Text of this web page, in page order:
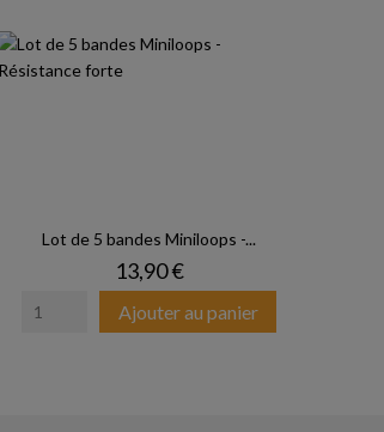
Lot de 5 bandes Miniloops -...
Prix
13,90 €
Ajouter au panier